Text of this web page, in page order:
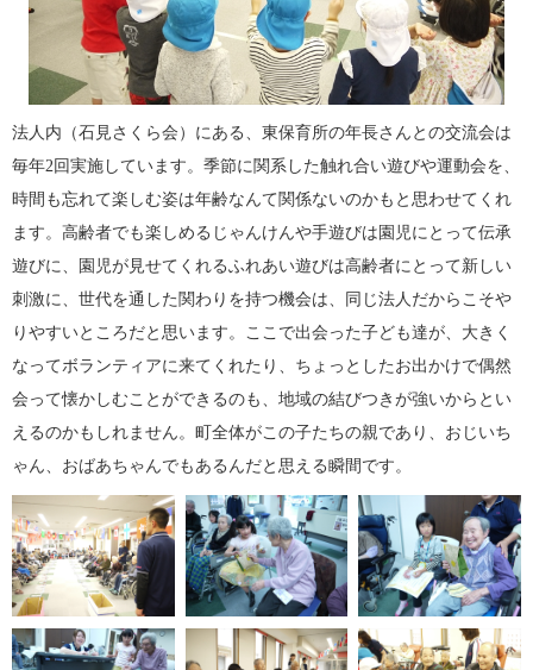
法人内（石見さくら会）にある、東保育所の年長さんとの交流会は
毎年2回実施しています。季節に関系した触れ合い遊びや運動会を、
時間も忘れて楽しむ姿は年齢なんて関係ないのかもと思わせてくれ
ます。高齢者でも楽しめるじゃんけんや手遊びは園児にとって伝承
遊びに、園児が見せてくれるふれあい遊びは高齢者にとって新しい
刺激に、世代を通した関わりを持つ機会は、同じ法人だからこそや
りやすいところだと思います。ここで出会った子ども達が、大きく
なってボランティアに来てくれたり、ちょっとしたお出かけで偶然
会って懐かしむことができるのも、地域の結びつきが強いからとい
えるのかもしれません。町全体がこの子たちの親であり、おじいち
ゃん、おばあちゃんでもあるんだと思える瞬間です。